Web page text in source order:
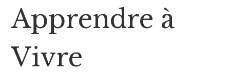
content
Apprendre à
Vivre